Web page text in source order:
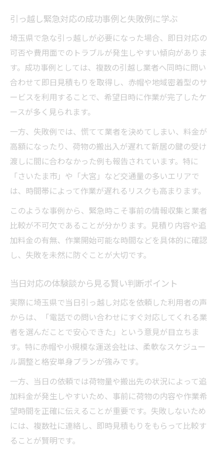
引っ越し緊急対応の成功事例と失敗例に学ぶ
埼玉県で急な引っ越しが必要になった場合、即日対応の
可否や費用面でのトラブルが発生しやすい傾向がありま
す。成功事例としては、複数の引越し業者へ同時に問い
合わせて即日見積もりを取得し、赤帽や地域密着型のサ
ービスを利用することで、希望日時に作業が完了したケ
ースが多く見られます。
一方、失敗例では、慌てて業者を決めてしまい、料金が
高額になったり、荷物の搬出入が遅れて新居の鍵の受け
渡しに間に合わなかった例も報告されています。特に
「さいたま市」や「大宮」など交通量の多いエリアで
は、時間帯によって作業が遅れるリスクも高まります。
このような事例から、緊急時こそ事前の情報収集と業者
比較が不可欠であることが分かります。見積り内容や追
加料金の有無、作業開始可能な時間などを具体的に確認
し、失敗を未然に防ぐことが大切です。
当日対応の体験談から見る賢い判断ポイント
実際に埼玉県で当日引っ越し対応を依頼した利用者の声
からは、「電話での問い合わせにすぐ対応してくれる業
者を選んだことで安心できた」という意見が目立ちま
す。特に赤帽や小規模な運送会社は、柔軟なスケジュー
ル調整と格安単身プランが強みです。
一方、当日の依頼では荷物量や搬出先の状況によって追
加料金が発生しやすいため、事前に荷物の内容や作業希
望時間を正確に伝えることが重要です。失敗しないため
には、複数社に連絡し、即時見積もりをもらって比較す
ることが賢明です。